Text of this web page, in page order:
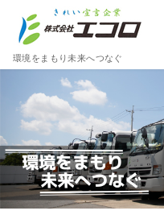
ン
ツ
へ
移
環境をまもり未来へつなぐ